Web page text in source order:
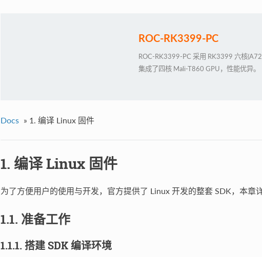
ROC-RK3399-PC
ROC-RK3399-PC 采用 RK3399 六核
集成了四核 Mali-T860 GPU，性能优异。
Docs » 1. 编译 Linux 固件
1. 编译 Linux 固件
为了方便用户的使用与开发，官方提供了 Linux 开发的整套 SDK，本章
1.1. 准备工作
1.1.1. 搭建 SDK 编译环境